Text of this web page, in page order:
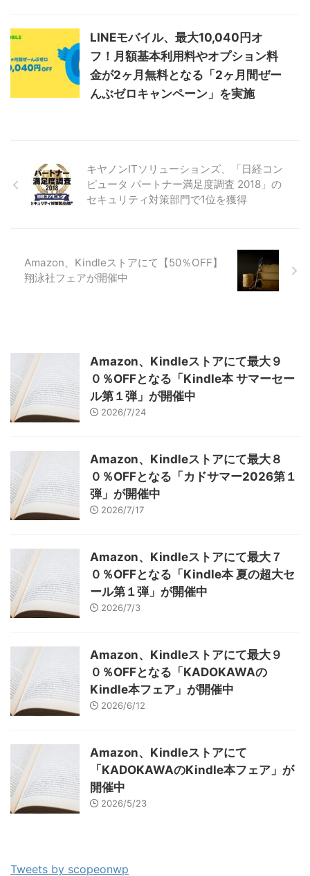
LINEモバイル、最大10,040円オ
フ！月額基本利用料やオプション料
金が2ヶ月無料となる「2ヶ月間ぜー
んぶゼロキャンペーン」を実施
キヤノンITソリューションズ、「日経コン
ピュータ パートナー満足度調査 2018」の
セキュリティ対策部門で1位を獲得
Amazon、Kindleストアにて【50％OFF】
翔泳社フェアが開催中
Amazon、Kindleストアにて最大９
０％OFFとなる「Kindle本 サマーセー
ル第１弾」が開催中
2026/7/24
Amazon、Kindleストアにて最大８
０％OFFとなる「カドサマー2026第１
弾」が開催中
2026/7/17
Amazon、Kindleストアにて最大７
０％OFFとなる「Kindle本 夏の超大セ
ール第１弾」が開催中
2026/7/3
Amazon、Kindleストアにて最大９
０％OFFとなる「KADOKAWAの
Kindle本フェア」が開催中
2026/6/12
Amazon、Kindleストアにて
「KADOKAWAのKindle本フェア」が
開催中
2026/5/23
Tweets by scopeonwp